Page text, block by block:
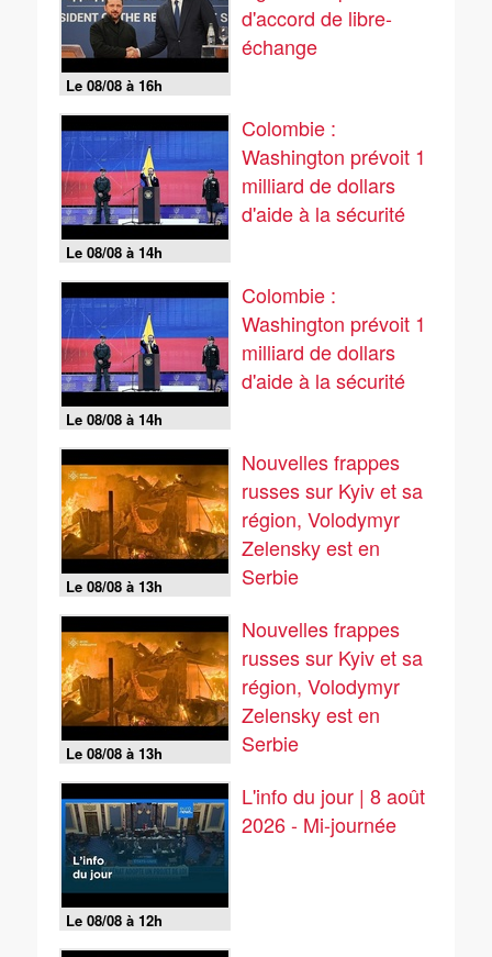
Le 08/08 à 16h
d'accord de libre-
échange
Le 08/08 à 14h
Colombie :
Washington prévoit 1
milliard de dollars
d'aide à la sécurité
Le 08/08 à 14h
Colombie :
Washington prévoit 1
milliard de dollars
d'aide à la sécurité
Le 08/08 à 13h
Nouvelles frappes
russes sur Kyiv et sa
région, Volodymyr
Zelensky est en
Serbie
Le 08/08 à 13h
Nouvelles frappes
russes sur Kyiv et sa
région, Volodymyr
Zelensky est en
Serbie
Le 08/08 à 12h
L'info du jour | 8 août
2026 - Mi-journée